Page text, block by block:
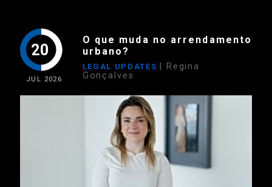
20
JUL 2026
O que muda no arrendamento
urbano?
LEGAL UPDATES
| Regina
Gonçalves